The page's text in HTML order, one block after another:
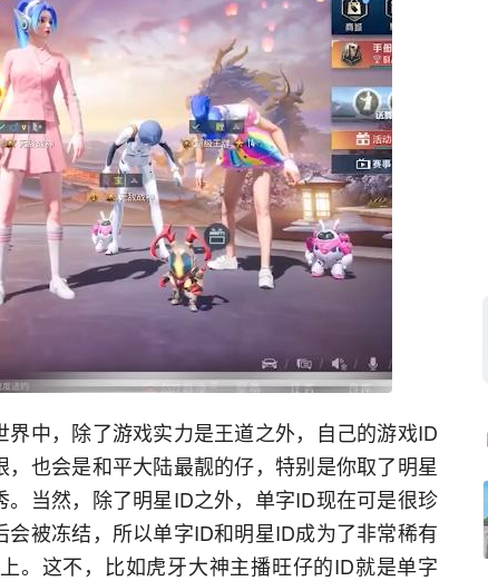
中，除了游戏实力是王道之外，自己的游戏ID
也会是和平大陆最靓的仔，特别是你取了明星
当然，除了明星ID之外，单字ID现在可是很珍
被冻结，所以单字ID和明星ID成为了非常稀有
。这不，比如虎牙大神主播旺仔的ID就是单字